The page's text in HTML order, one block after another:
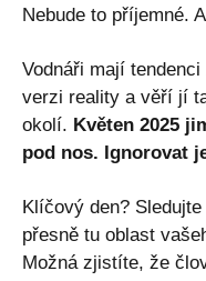
Nebude to příjemné.
Vodnáři mají
verzi reality a věří jí
okolí. Květen 2025
pod nos. Ignorovat
Klíčový den?
přesně tu oblast
Možná zjistíte, že